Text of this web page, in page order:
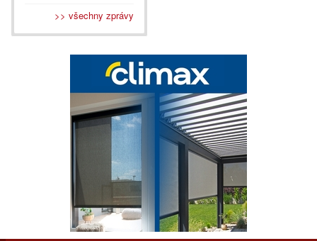
>> všechny zprávy